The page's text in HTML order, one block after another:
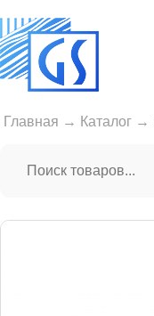
Главная → Каталог →